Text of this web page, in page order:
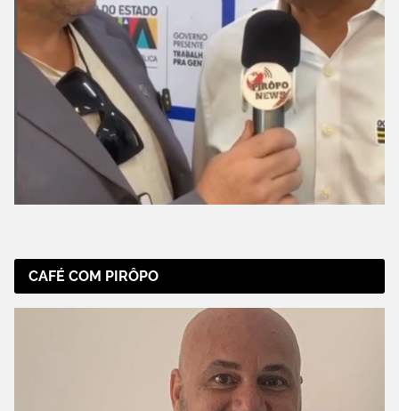
CAFÉ COM PIRÔPO